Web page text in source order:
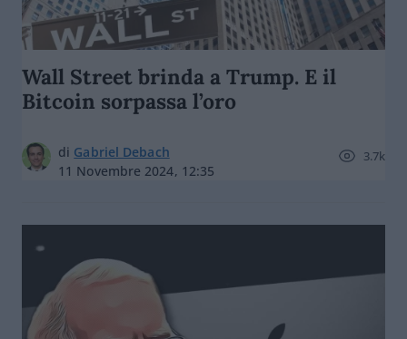
Wall Street brinda a Trump. E il
Bitcoin sorpassa l’oro
di Gabriel Debach
11 Novembre 2024, 12:35
3.7k